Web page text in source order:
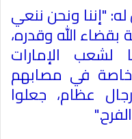
"إننا ونحن ننعي
الله وقدره،
لشعب الإمارات
خاصة في مصابهم
عظام، جعلوا
".